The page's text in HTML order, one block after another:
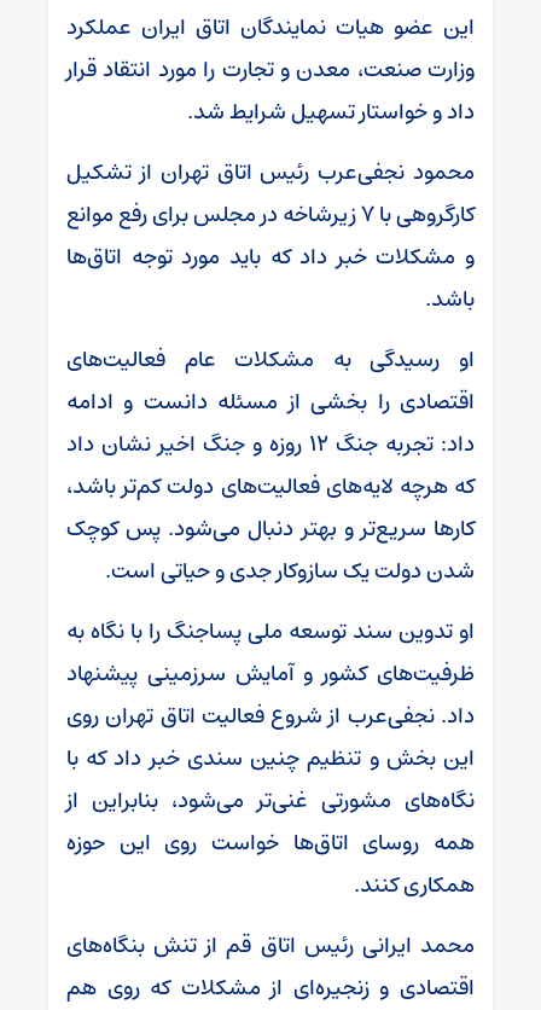
این عضو هیات نمایندگان اتاق ایران عملکرد
وزارت صنعت، معدن و تجارت را مورد انتقاد قرار
داد و خواستار تسهیل شرایط شد.
محمود نجفی‌عرب رئیس اتاق تهران از تشکیل
کارگروهی با ۷ زیرشاخه در مجلس برای رفع موانع
و مشکلات خبر داد که باید مورد توجه اتاق‌ها
باشد.
او رسیدگی به مشکلات عام فعالیت‌های
اقتصادی را بخشی از مسئله دانست و ادامه
داد: تجربه جنگ ۱۲ روزه و جنگ اخیر نشان داد
که هرچه لایه‌های فعالیت‌های دولت کم‌تر باشد،
کار‌ها سریع‌تر و بهتر دنبال می‌شود. پس کوچک
شدن دولت یک سازوکار جدی و حیاتی است.
او تدوین سند توسعه ملی پساجنگ را با نگاه به
ظرفیت‌های کشور و آمایش سرزمینی پیشنهاد
داد. نجفی‌عرب از شروع فعالیت اتاق تهران روی
این بخش و تنظیم چنین سندی خبر داد که با
نگاه‌های مشورتی غنی‌تر می‌شود، بنابراین از
همه روسای اتاق‌ها خواست روی این حوزه
همکاری کنند.
محمد ایرانی رئیس اتاق قم از تنش بنگاه‌های
اقتصادی و زنجیره‌ای از مشکلات که روی هم